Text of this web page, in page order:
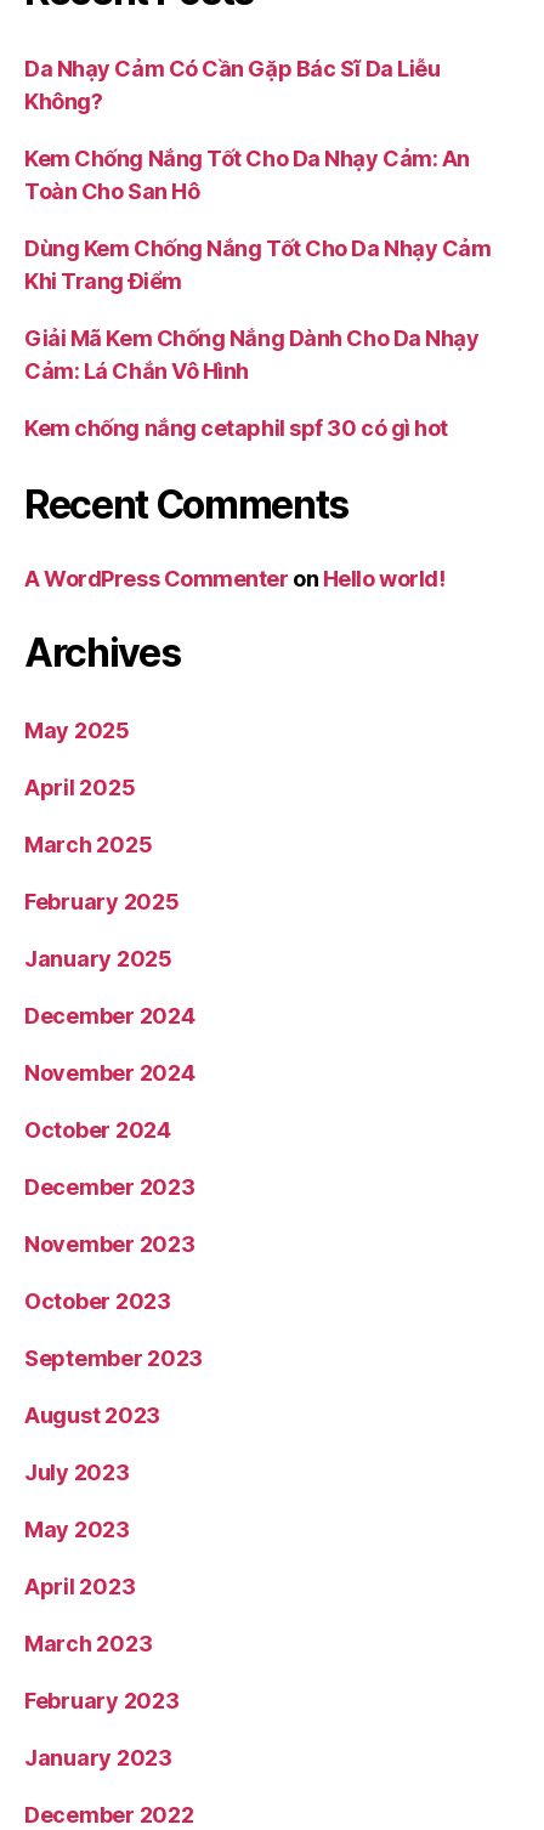
Da Nhạy Cảm Có Cần Gặp Bác Sĩ Da Liễu
Không?
Kem Chống Nắng Tốt Cho Da Nhạy Cảm: An
Toàn Cho San Hô
Dùng Kem Chống Nắng Tốt Cho Da Nhạy Cảm
Khi Trang Điểm
Giải Mã Kem Chống Nắng Dành Cho Da Nhạy
Cảm: Lá Chắn Vô Hình
Kem chống nắng cetaphil spf 30 có gì hot
Recent Comments
A WordPress Commenter on Hello world!
Archives
May 2025
April 2025
March 2025
February 2025
January 2025
December 2024
November 2024
October 2024
December 2023
November 2023
October 2023
September 2023
August 2023
July 2023
May 2023
April 2023
March 2023
February 2023
January 2023
December 2022